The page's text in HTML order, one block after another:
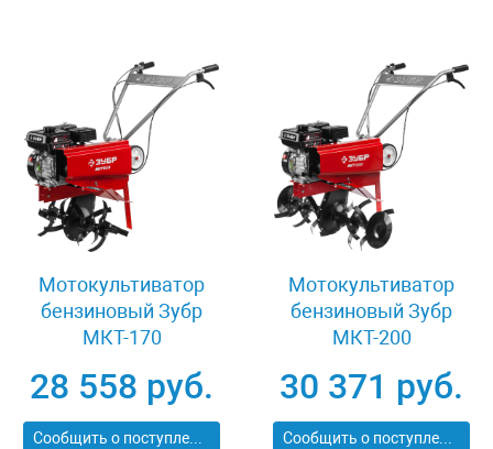
Мотокультиватор
бензиновый Зубр
МКТ-170
28 558 руб.
Сообщить о поступлении
Мотокультиватор
бензиновый Зубр
МКТ-200
30 371 руб.
Сообщить о поступлении